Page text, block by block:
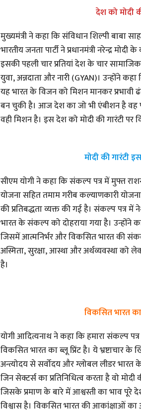
देश को मोदी
मुख्यमंत्री ने कहा कि संविधान शिल्पी बाबा
भारतीय जनता पार्टी ने प्रधानमंत्री नरेन्द्र
इसकी पहली चार प्रतियां देश के चार
युवा, अन्नदाता और नारी (GYAN)। उन्होंने
यह भारत के विजन को मिशन मानकर
बन चुकी है। आज देश का जो भी एंबीशन है वह
वही मिशन है। इस देश को मोदी की गारंटी पर
मोदी की गारंटी
सीएम योगी ने कहा कि संकल्प पत्र में मुफ्त
योजना सहित तमाम गरीब कल्याणकारी
की प्रतिबद्धता व्यक्त की गई है। संकल्प पत्र
भारत के संकल्प को दोहराया गया है।
जिसमें आत्मनिर्भर और विकसित भारत की
अस्मिता, सुरक्षा, आस्था और अर्थव्यवस्था को
है।
विकसित भारत
योगी आदित्यनाथ ने कहा कि हमारा संकल्प
विकसित भारत का ब्लू प्रिंट है। ये भ्रष्टाचार
अन्त्योदय से सर्वोदय और ग्लोबल लीडर
जिन सेक्टर्स का प्रतिनिधित्व करता है वो
जिसके प्रमाण के बारे में आश्वस्ती का भाव पूरे
विश्वास है। विकसित भारत की आकांक्षाओं